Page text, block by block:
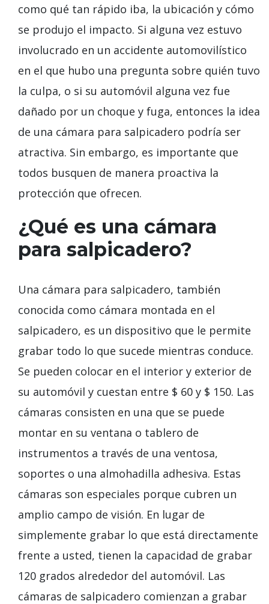
como qué tan rápido iba, la ubicación y cómo
se produjo el impacto. Si alguna vez estuvo
involucrado en un accidente automovilístico
en el que hubo una pregunta sobre quién tuvo
la culpa, o si su automóvil alguna vez fue
dañado por un choque y fuga, entonces la idea
de una cámara para salpicadero podría ser
atractiva. Sin embargo, es importante que
todos busquen de manera proactiva la
protección que ofrecen.
¿Qué es una cámara
para salpicadero?
Una cámara para salpicadero, también
conocida como cámara montada en el
salpicadero, es un dispositivo que le permite
grabar todo lo que sucede mientras conduce.
Se pueden colocar en el interior y exterior de
su automóvil y cuestan entre $ 60 y $ 150. Las
cámaras consisten en una que se puede
montar en su ventana o tablero de
instrumentos a través de una ventosa,
soportes o una almohadilla adhesiva. Estas
cámaras son especiales porque cubren un
amplio campo de visión. En lugar de
simplemente grabar lo que está directamente
frente a usted, tienen la capacidad de grabar
120 grados alrededor del automóvil. Las
cámaras de salpicadero comienzan a grabar